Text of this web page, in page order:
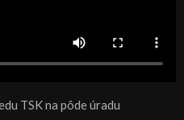
TSK na pôde úradu